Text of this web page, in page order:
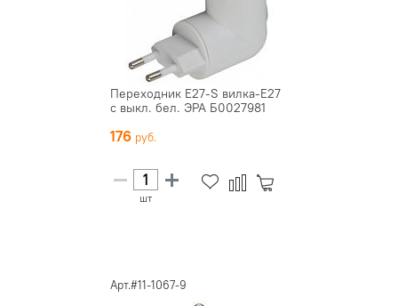
Переходник E27-S вилка-E27
с выкл. бел. ЭРА Б0027981
176
шт
Арт.#11-1067-9